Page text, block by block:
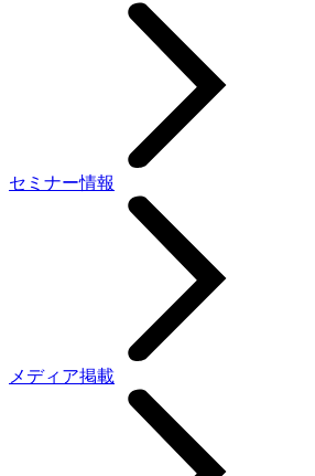
セミナー情報
メディア掲載